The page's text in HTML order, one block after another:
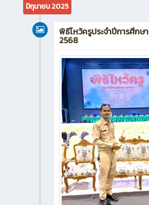
มิถุนายน 2025
พิธีไหว้ครูประจำปีการศึกษา
2568